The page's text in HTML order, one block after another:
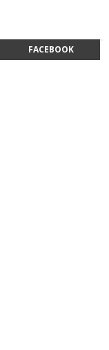
FACEBOOK